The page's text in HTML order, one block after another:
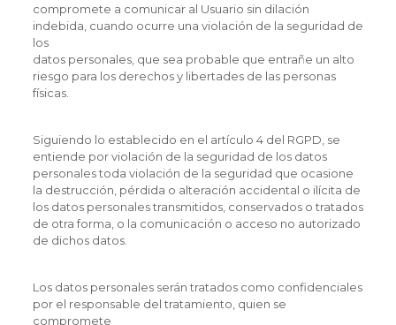
compromete a comunicar al Usuario sin dilación
indebida, cuando ocurre una violación de la seguridad de
los
datos personales, que sea probable que entrañe un alto
riesgo para los derechos y libertades de las personas
físicas.
Siguiendo lo establecido en el artículo 4 del RGPD, se
entiende por violación de la seguridad de los datos
personales toda violación de la seguridad que ocasione
la destrucción, pérdida o alteración accidental o ilícita de
los datos personales transmitidos, conservados o tratados
de otra forma, o la comunicación o acceso no autorizado
de dichos datos.
Los datos personales serán tratados como confidenciales
por el responsable del tratamiento, quien se
compromete